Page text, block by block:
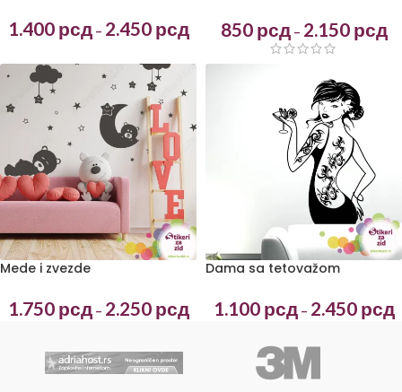
1.400 рсд – 2.450 рсд 850 рсд – 2.150 рсд
Mede i zvezde
1.750 рсд – 2.250 рсд
Dama sa tetovažom
1.100 рсд – 2.450 рсд